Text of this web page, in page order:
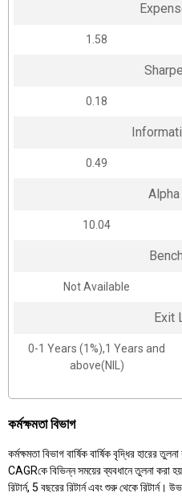
1.58
0.18
0.49
10.04
Not Available
Exit
0-1 Years (1%),1 Years and
above(NIL)
কর্মক্ষমতা বিভাগ
কর্মক্ষমতা বিভাগ বার্ষিক বার্ষিক বৃদ্ধির হারের
CAGRকে বিভিন্ন সময়ের ব্যবধানে তুলনা করা হয়,
রিটার্ন, 5 বছরের রিটার্ন এবং শুরু থেকে রিটার্ন।